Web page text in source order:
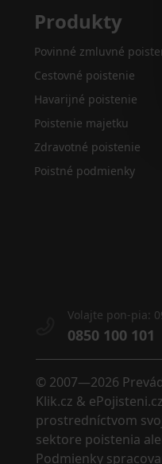
Produkty
Povinné zmluvné
Cestovné poistenie
Havarijné poistenie
Poistenie majetku
Zdravotné poistenie
Poistné podmienky
Volajte pon-pia:
0850 100 101
© 2007—2026
Klik.cz &
prostredníctvom
sektore poistenia
Podmienky